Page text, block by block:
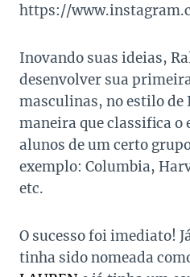
https://
Inovando suas ideias,
desenvolver sua
masculinas, no estilo de
maneira que classifica o
alunos de um certo
exemplo: Columbia,
etc.
O sucesso foi imediato!
tinha sido nomeada